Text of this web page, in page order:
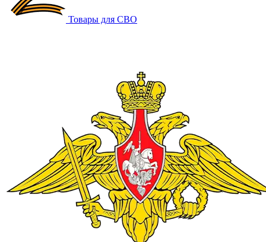
Товары для СВО